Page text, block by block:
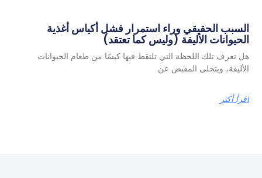
السبب الحقيقي وراء استمرار فشل أكياس أغذية
الحيوانات الأليفة (وليس كما تعتقد)
هل تعرف تلك اللحظة التي تلتقط فيها كيسًا من طعام الحيوانات
الأليفة، ويتخلى المقبض عن
اقرأ أكثر